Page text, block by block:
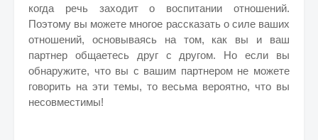
когда речь заходит о воспитании отношений.
Поэтому вы можете многое рассказать о силе ваших
отношений, основываясь на том, как вы и ваш
партнер общаетесь друг с другом. Но если вы
обнаружите, что вы с вашим партнером не можете
говорить на эти темы, то весьма вероятно, что вы
несовместимы!